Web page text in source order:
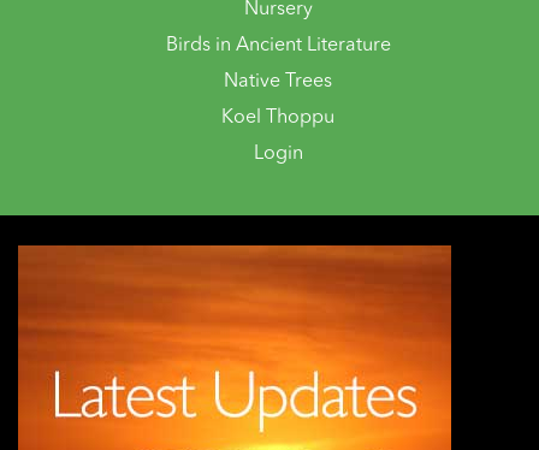
Nursery
Birds in Ancient Literature
Native Trees
Koel Thoppu
Login